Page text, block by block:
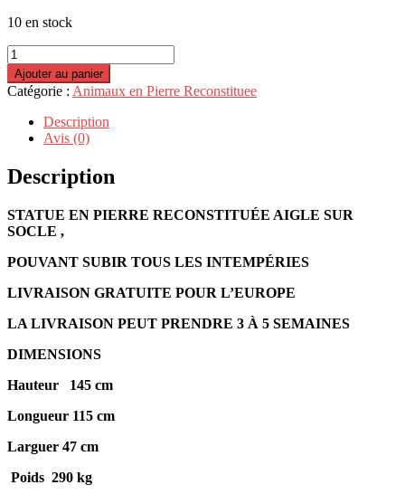
10 en stock
quantité
de
STATUE
EN
PIERRE
RECONSTITUÉE
AIGLE
SUR
SOCLE-
Ajouter au panier
Catégorie : Animaux en Pierre Reconstituee
Description
Avis (0)
Description
STATUE EN PIERRE RECONSTITUÉE AIGLE SUR
SOCLE ,
POUVANT SUBIR TOUS LES INTEMPÉRIES
LIVRAISON GRATUITE POUR L’EUROPE
LA LIVRAISON PEUT PRENDRE 3 À 5 SEMAINES
DIMENSIONS
Hauteur 145 cm
Longueur 115 cm
Larguer 47 cm
Poids 290 kg